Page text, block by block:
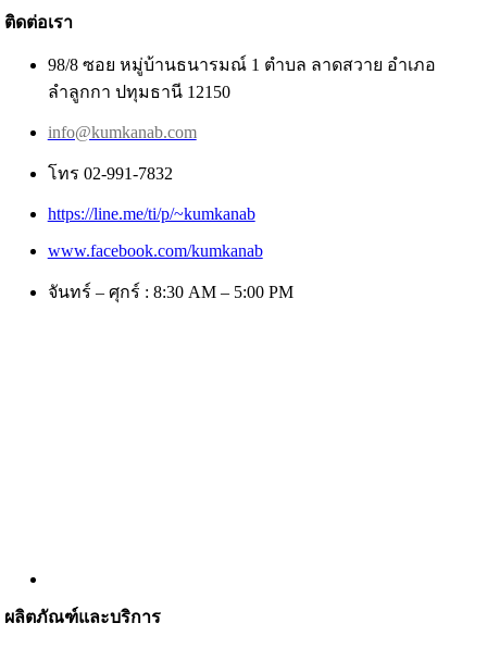
ติดต่อเรา
98/8 ซอย หมู่บ้านธนารมณ์ 1 ตำบล ลาดสวาย อำเภอ
ลำลูกกา ปทุมธานี 12150
info@kumkanab.com
โทร 02-991-7832
https://line.me/ti/p/~kumkanab
www.facebook.com/kumkanab
จันทร์ – ศุกร์ : 8:30 AM – 5:00 PM
ผลิตภัณฑ์และบริการ